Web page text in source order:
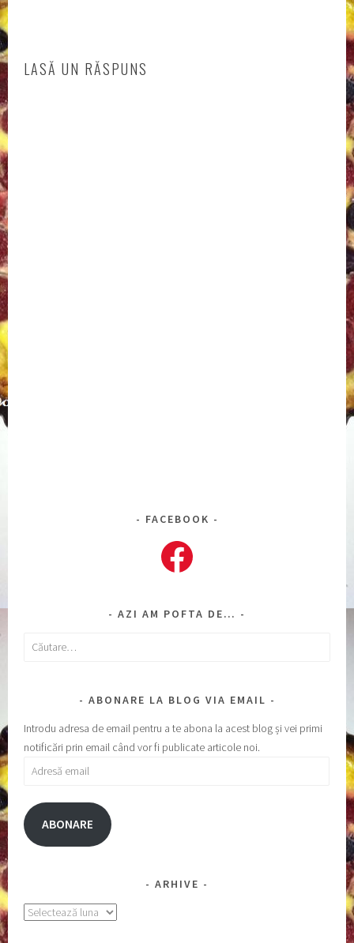
LASĂ UN RĂSPUNS
FACEBOOK
Facebook
AZI AM POFTA DE…
Caută
ABONARE LA BLOG VIA EMAIL
Introdu adresa de email pentru a te abona la acest blog și vei primi
notificări prin email când vor fi publicate articole noi.
Adresă
ABONARE
ARHIVE
Arhive